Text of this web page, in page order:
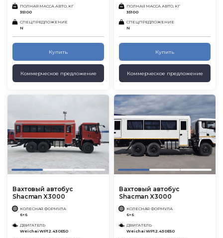
ПОЛНАЯ МАССА АВТО, КГ
35100
СПЕЦПРЕДЛОЖЕНИЕ
N
Купить
Коммерческое предложение
ПОЛНАЯ МАССА АВТО, КГ
35100
СПЕЦПРЕДЛОЖЕНИЕ
N
Купить
Коммерческое предложение
Вахтовый автобус
Shacman X3000
КОЛЕСНАЯ ФОРМУЛА
6×6
ДВИГАТЕЛЬ
Weichai WP12.430E50
Вахтовый автобус
Shacman X3000
КОЛЕСНАЯ ФОРМУЛА
6×6
ДВИГАТЕЛЬ
Weichai WP12.430E50